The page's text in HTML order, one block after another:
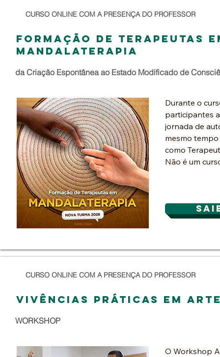
CURSO ONLINE COM A PRESENÇA DO PROFESSOR
FORMAÇÃO DE TERAPEUTAS
MANDALATERAPIA
da Criação Espontânea ao Estado Modificado de
Durante o
participantes
jornada de
mesmo
como
Não é um
CURSO ONLINE COM A PRESENÇA DO PROFESSOR
vivências práticas em
WORKSHOP
O Workshop